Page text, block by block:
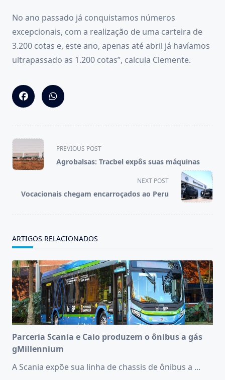
No ano passado já conquistamos números
excepcionais, com a realização de uma carteira de
3.200 cotas e, este ano, apenas até abril já havíamos
ultrapassado as 1.200 cotas”, calcula Clemente.
<span
class="nav-
subtitle
reader-
PREVIOUS POST
Agrobalsas: Tracbel expôs suas máquinas
NEXT POST
Vocacionais chegam encarroçados ao Peru
ARTIGOS RELACIONADOS
Parceria Scania e Caio produzem o ônibus a gás
gMillennium
A Scania expõe sua linha de chassis de ônibus a ...